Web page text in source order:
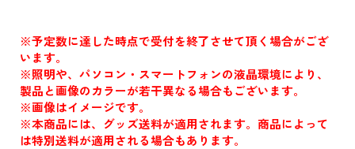
※予定数に達した時点で受付を終了させて頂く場合がござ
います。
※照明や、パソコン・スマートフォンの液晶環境により、
製品と画像のカラーが若干異なる場合もございます。
※画像はイメージです。
※本商品には、グッズ送料が適用されます。商品によって
は特別送料が適用される場合もあります。